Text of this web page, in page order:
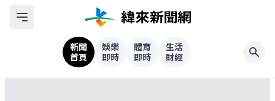
新聞
首頁
娛樂
即時
體育
即時
生活
財經